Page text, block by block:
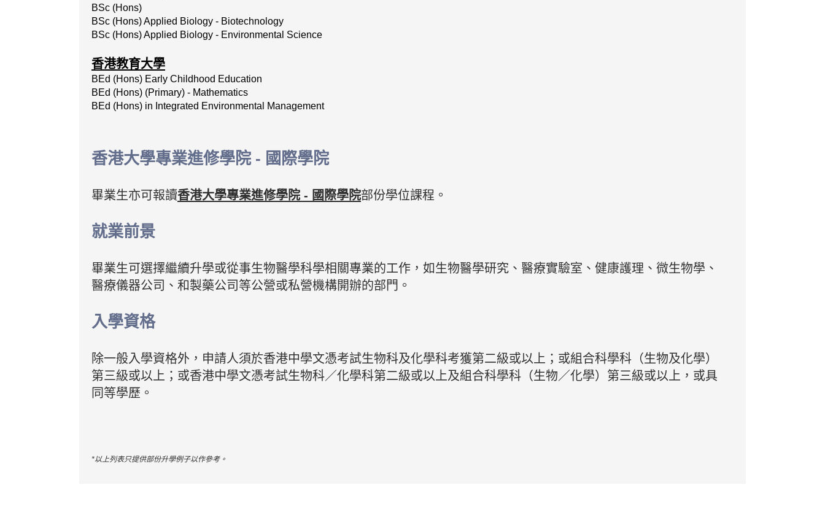
BSc (Hons)
BSc (Hons)Applied Biology - Biotechnology
BSc (Hons) Applied Biology - Environmental Science
香港教育大學
BEd (Hons) Early Childhood Education
BEd (Hons) (Primary) - Mathematics
BEd (Hons) in Integrated Environmental Management
香港大學專業進修學院 - 國際學院
畢業生亦可報讀香港大學專業進修學院 - 國際學院部份學位課程。
就業前景
畢業生可選擇繼續升學或從事生物醫學科學相關專業的工作，如生物醫學研究、醫療實驗室、健康護理、微生物學、
醫療儀器公司、和製藥公司等公營或私營機構開辦的部門。
入學資格
除一般入學資格外，申請人須於香港中學文憑考試生物科及化學科考獲第二級或以上；或組合科學科（生物及化學）
第三級或以上；或香港中學文憑考試生物科／化學科第二級或以上及組合科學科（生物／化學）第三級或以上，或具
同等學歷。
*以上列表只提供部份升學例子以作參考。